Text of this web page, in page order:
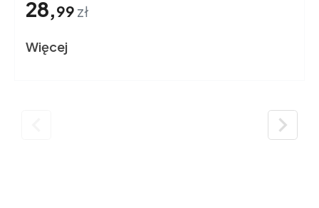
28,99 zł
Więcej
